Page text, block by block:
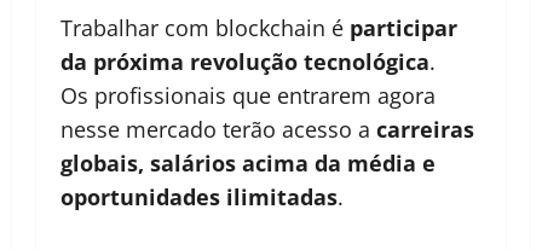
Trabalhar com blockchain é participar
da próxima revolução tecnológica.
Os profissionais que entrarem agora
nesse mercado terão acesso a carreiras
globais, salários acima da média e
oportunidades ilimitadas.